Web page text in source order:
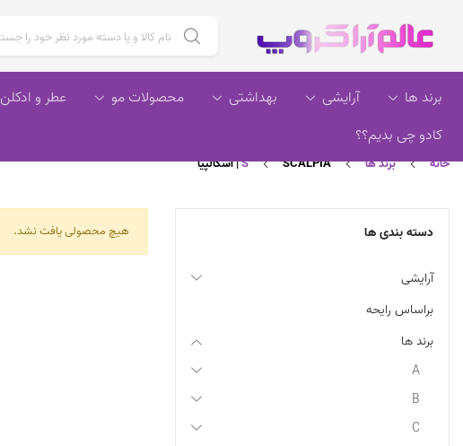
جستجو برای :
برند ها آرایشی بهداشتی محصولات مو عطر و ادکلن
کادو چی بدیم؟؟
خانه برند ها S SCALPIA | اسکالپیا
هیچ محصولی یافت نشد. دسته بندی ها
آرایشی
براساس رایحه
برند ها
A
B
C